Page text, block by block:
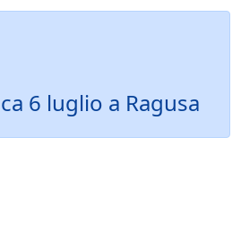
6 luglio a Ragusa